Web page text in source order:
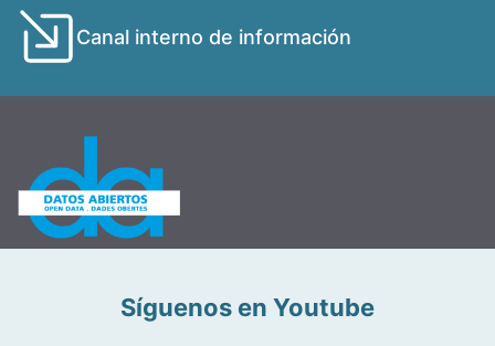
Canal interno de información
Síguenos en Youtube